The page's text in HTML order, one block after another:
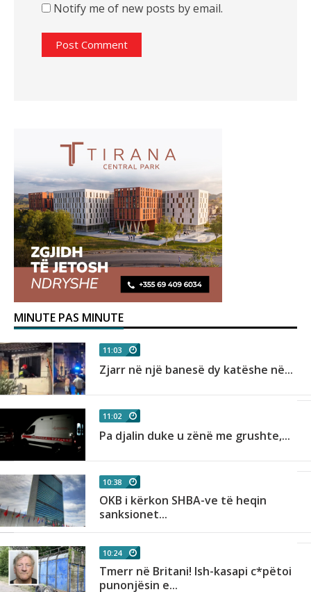
Notify me of new posts by email.
MINUTE PAS MINUTE
11:03
Zjarr në një banesë dy katëshe në...
11:02
Pa djalin duke u zënë me grushte,...
10:38
OKB i kërkon SHBA-ve të heqin
sanksionet...
10:24
Tmerr në Britani! Ish-kasapi c*pëtoi
punonjësin e...